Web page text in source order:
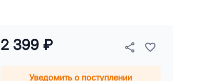
2 399 ₽
Уведомить о поступлении